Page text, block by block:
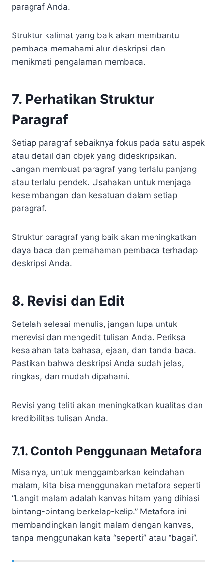
paragraf Anda.
Struktur kalimat yang baik akan membantu
pembaca memahami alur deskripsi dan
menikmati pengalaman membaca.
7. Perhatikan Struktur
Paragraf
Setiap paragraf sebaiknya fokus pada satu aspek
atau detail dari objek yang dideskripsikan.
Jangan membuat paragraf yang terlalu panjang
atau terlalu pendek. Usahakan untuk menjaga
keseimbangan dan kesatuan dalam setiap
paragraf.
Struktur paragraf yang baik akan meningkatkan
daya baca dan pemahaman pembaca terhadap
deskripsi Anda.
8. Revisi dan Edit
Setelah selesai menulis, jangan lupa untuk
merevisi dan mengedit tulisan Anda. Periksa
kesalahan tata bahasa, ejaan, dan tanda baca.
Pastikan bahwa deskripsi Anda sudah jelas,
ringkas, dan mudah dipahami.
Revisi yang teliti akan meningkatkan kualitas dan
kredibilitas tulisan Anda.
7.1. Contoh Penggunaan Metafora
Misalnya, untuk menggambarkan keindahan
malam, kita bisa menggunakan metafora seperti
“Langit malam adalah kanvas hitam yang dihiasi
bintang-bintang berkelap-kelip.” Metafora ini
membandingkan langit malam dengan kanvas,
tanpa menggunakan kata “seperti” atau “bagai”.